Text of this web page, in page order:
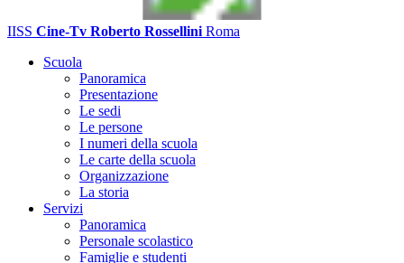
IISS Cine-Tv Roberto Rossellini Roma
Scuola
Panoramica
Presentazione
Le sedi
Le persone
I numeri della scuola
Le carte della scuola
Organizzazione
La storia
Servizi
Panoramica
Personale scolastico
Famiglie e studenti